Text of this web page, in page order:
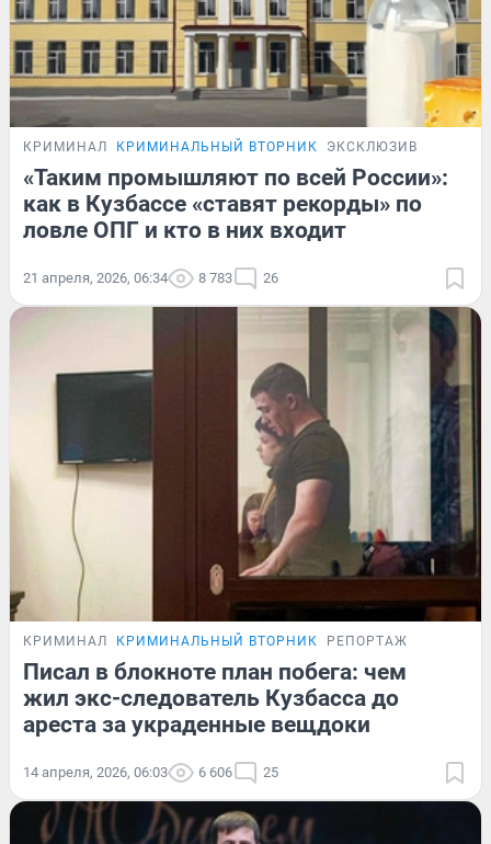
КРИМИНАЛ КРИМИНАЛЬНЫЙ ВТОРНИК ЭКСКЛЮЗИВ
«Таким промышляют по всей России»:
как в Кузбассе «ставят рекорды» по
ловле ОПГ и кто в них входит
21 апреля, 2026, 06:34 8 783 26
КРИМИНАЛ КРИМИНАЛЬНЫЙ ВТОРНИК РЕПОРТАЖ
Писал в блокноте план побега: чем
жил экс-следователь Кузбасса до
ареста за украденные вещдоки
14 апреля, 2026, 06:03 6 606 25